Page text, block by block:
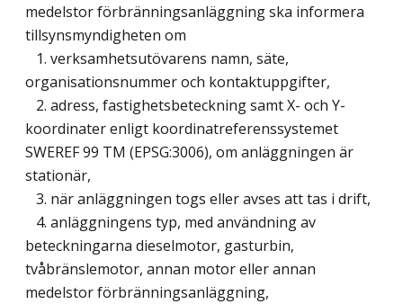
medelstor förbränningsanläggning ska informera
tillsynsmyndigheten om
1. verksamhetsutövarens namn, säte,
organisationsnummer och kontaktuppgifter,
2. adress, fastighetsbeteckning samt X- och Y-
koordinater enligt koordinatreferenssystemet
SWEREF 99 TM (EPSG:3006), om anläggningen är
stationär,
3. när anläggningen togs eller avses att tas i drift,
4. anläggningens typ, med användning av
beteckningarna dieselmotor, gasturbin,
tvåbränslemotor, annan motor eller annan
medelstor förbränningsanläggning,